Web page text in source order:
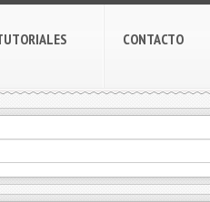
CONTACTO